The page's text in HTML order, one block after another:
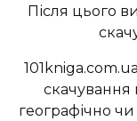
Після цього
географічно